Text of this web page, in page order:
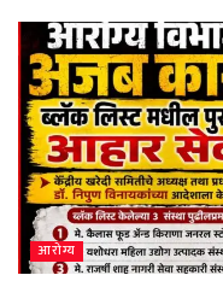
आरोग्य